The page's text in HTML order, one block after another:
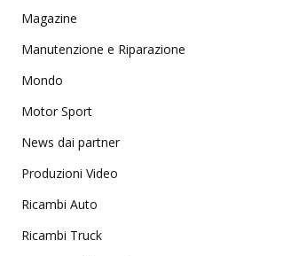
Magazine
Manutenzione e Riparazione
Mondo
Motor Sport
News dai partner
Produzioni Video
Ricambi Auto
Ricambi Truck